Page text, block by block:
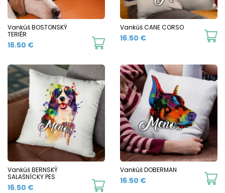
product
page
Vankúš BOSTONSKÝ
TERIÉR
16.50 €
Vankúš CANE CORSO
16.50 €
Vankúš BERNSKÝ
SALAŠNÍCKY PES
16.50 €
Vankúš DOBERMAN
16.50 €